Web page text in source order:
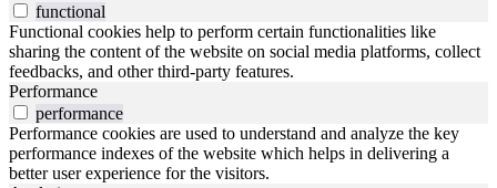
functional
Functional cookies help to perform certain functionalities like
sharing the content of the website on social media platforms, collect
feedbacks, and other third-party features.
Performance
performance
Performance cookies are used to understand and analyze the key
performance indexes of the website which helps in delivering a
better user experience for the visitors.